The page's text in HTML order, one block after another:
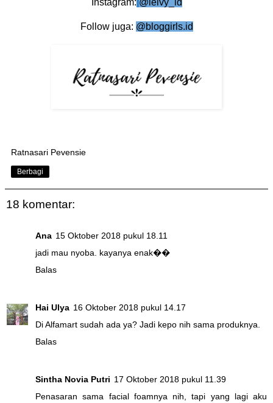
Instagram: @leivy_id
Follow juga: @bloggirls.id
Ratnasari Pevensie
Berbagi
18 komentar:
Ana 15 Oktober 2018 pukul 18.11
jadi mau nyoba. kayanya enak��
Balas
Hai Ulya 16 Oktober 2018 pukul 14.17
Di Alfamart sudah ada ya? Jadi kepo nih sama produknya.
Balas
Sintha Novia Putri 17 Oktober 2018 pukul 11.39
Penasaran sama facial foamnya nih, tapi yang lagi aku